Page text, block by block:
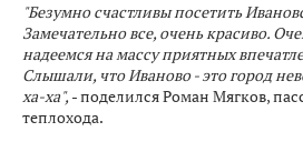
"Безумно счастливы посетить
Замечательно все, очень красиво.
надеемся на массу приятных
Слышали, что Иваново - это город
ха-ха", - поделился Роман Мягков,
теплохода.